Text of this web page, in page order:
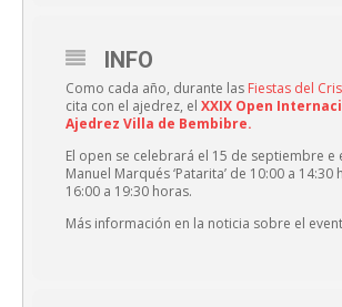
INFO
Como cada año, durante las Fiestas del
cita con el ajedrez, el XXIX Open
Ajedrez Villa de Bembibre.
El open se celebrará el 15 de septiembre e
Manuel Marqués ‘Patarita’ de 10:00 a 14:30
16:00 a 19:30 horas.
Más información en la noticia sobre el